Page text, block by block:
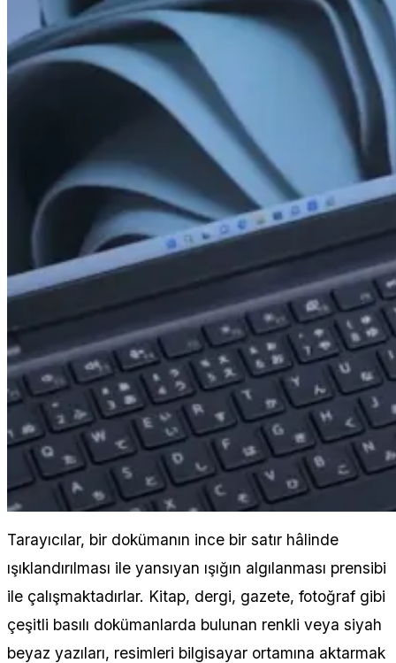
Tarayıcılar, bir dokümanın ince bir satır hâlinde
ışıklandırılması ile yansıyan ışığın algılanması prensibi
ile çalışmaktadırlar. Kitap, dergi, gazete, fotoğraf gibi
çeşitli basılı dokümanlarda bulunan renkli veya siyah
beyaz yazıları, resimleri bilgisayar ortamına aktarmak